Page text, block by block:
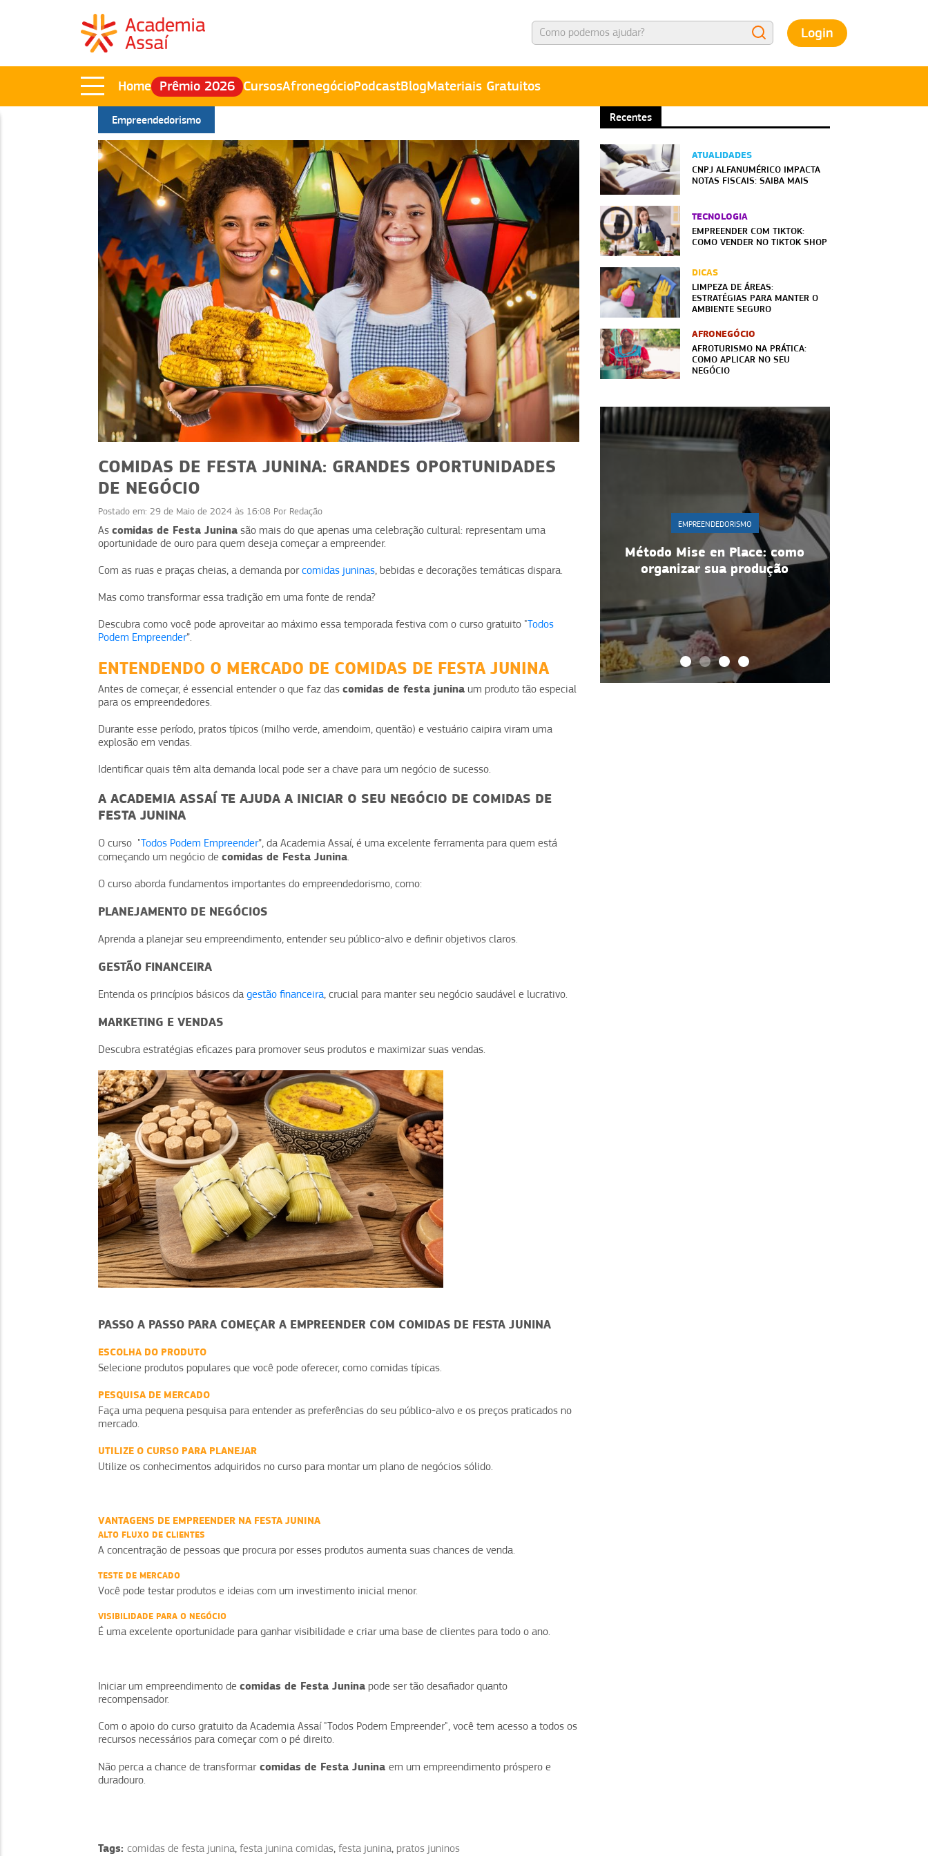
Login
Home Prêmio 2026 CursosAfronegócioPodcastBlogMateriais Gratuitos
Empreendedorismo
COMIDAS DE FESTA JUNINA: GRANDES OPORTUNIDADES
DE NEGÓCIO
Postado em: 29 de Maio de 2024 às 16:08 Por Redação
As comidas de Festa Junina são mais do que apenas uma celebração cultural: representam uma
oportunidade de ouro para quem deseja começar a empreender.
Com as ruas e praças cheias, a demanda porcomidas juninas, bebidas e decorações temáticas dispara.
Mas como transformar essa tradição em uma fonte de renda?
Descubra como você pode aproveitar ao máximo essa temporada festiva com o curso gratuito "Todos
Podem Empreender”.
ENTENDENDO O MERCADO DE COMIDAS DE FESTA JUNINA
Antes de começar, é essencial entender o que faz das comidas de festa junina um produto tão especial
para os empreendedores.
Durante esse período, pratos típicos (milho verde, amendoim, quentão) e vestuário caipira viram uma
explosão em vendas.
Identificar quais têm alta demanda local pode ser a chave para um negócio de sucesso.
A ACADEMIA ASSAÍ TE AJUDA A INICIAR O SEU NEGÓCIO DE COMIDAS DE
FESTA JUNINA
O curso "Todos Podem Empreender”, da Academia Assaí, é uma excelente ferramenta para quem está
começando um negócio de comidas de Festa Junina.
O curso aborda fundamentos importantes do empreendedorismo, como:
PLANEJAMENTO DE NEGÓCIOS
Aprenda a planejar seu empreendimento, entender seu público-alvo e definir objetivos claros.
GESTÃO FINANCEIRA
Entenda os princípios básicos da gestão financeira, crucial para manter seu negócio saudável e lucrativo.
MARKETING E VENDAS
Descubra estratégias eficazes para promover seus produtos e maximizar suas vendas.
PASSO A PASSO PARA COMEÇAR A EMPREENDER COM COMIDAS DE FESTA JUNINA
ESCOLHA DO PRODUTO
Selecione produtos populares que você pode oferecer, como comidas típicas.
PESQUISA DE MERCADO
Faça uma pequena pesquisa para entender as preferências do seu público-alvo e os preços praticados no
mercado.
UTILIZE O CURSO PARA PLANEJAR
Utilize os conhecimentos adquiridos no curso para montar um plano de negócios sólido.
VANTAGENS DE EMPREENDER NA FESTA JUNINA
ALTO FLUXO DE CLIENTES
A concentração de pessoas que procura por esses produtos aumenta suas chances de venda.
TESTE DE MERCADO
Você pode testar produtos e ideias com um investimento inicial menor.
VISIBILIDADE PARA O NEGÓCIO
É uma excelente oportunidade para ganhar visibilidade e criar uma base de clientes para todo o ano.
Iniciar um empreendimento de comidas de Festa Junina pode ser tão desafiador quanto
recompensador.
Com o apoio do curso gratuito da Academia Assaí "Todos Podem Empreender", você tem acesso a todos os
recursos necessários para começar com o pé direito.
Não perca a chance de transformarcomidas de Festa Junina em um empreendimento próspero e
duradouro.
Tags: comidas de festa junina, festa junina comidas, festa junina, pratos juninos
Recentes
ATUALIDADES
CNPJ ALFANUMÉRICO IMPACTA
NOTAS FISCAIS: SAIBA MAIS
TECNOLOGIA
EMPREENDER COM TIKTOK:
COMO VENDER NO TIKTOK SHOP
DICAS
LIMPEZA DE ÁREAS:
ESTRATÉGIAS PARA MANTER O
AMBIENTE SEGURO
AFRONEGÓCIO
AFROTURISMO NA PRÁTICA:
COMO APLICAR NO SEU
NEGÓCIO
Rede de apoio: fortaleça seu
negócio com boas parcerias
Escalas e turnos: como
organizar sua equipe
EMPREENDEDORISMO
Método Mise en Place: como
organizar sua produção
Gestão de equipe:
estratégias para
1 2 3 4